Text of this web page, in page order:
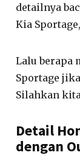
detailnya
Kia
Lalu berapa
Sportage
Silahkan
Detail
dengan